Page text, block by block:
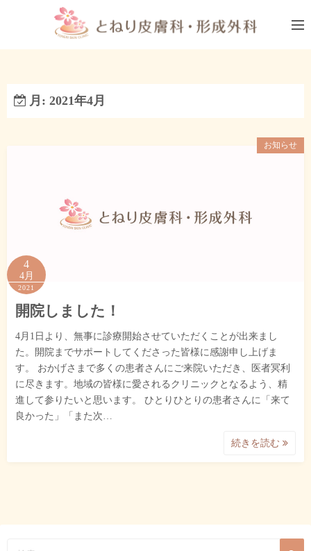
月: 2021年4月
お知らせ
4
4月
2021
開院しました！
4月1日より、無事に診療開始させていただくことが出来まし
た。開院までサポートしてくださった皆様に感謝申し上げま
す。 おかげさまで多くの患者さんにご来院いただき、医者冥利
に尽きます。地域の皆様に愛されるクリニックとなるよう、精
進して参りたいと思います。 ひとりひとりの患者さんに「来て
良かった」「また次…
続きを読む